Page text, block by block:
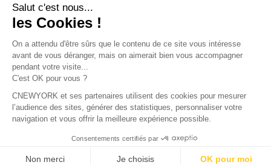
€ Euro
$ Dollar US
$ Dollar Canadien
₣ Franc Suisse
£ Livre sterling